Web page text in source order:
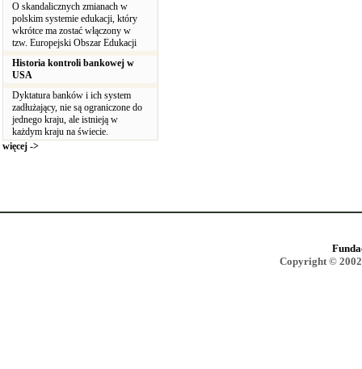
O skandalicznych zmianach w
polskim systemie edukacji, który
wkrótce ma zostać włączony w
tzw. Europejski Obszar Edukacji
Historia kontroli bankowej w
USA
Dyktatura banków i ich system
zadłużający, nie są ograniczone do
jednego kraju, ale istnieją w
każdym kraju na świecie.
więcej ->
Copyright ©